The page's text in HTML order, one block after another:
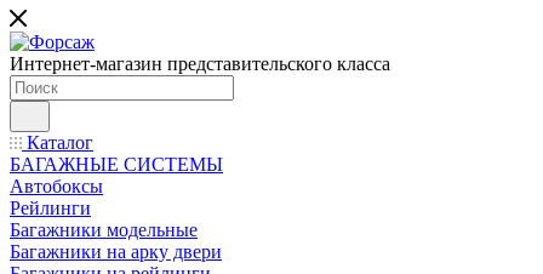
Интернет-магазин представительского класса
Каталог
БАГАЖНЫЕ СИСТЕМЫ
Автобоксы
Рейлинги
Багажники модельные
Багажники на арку двери